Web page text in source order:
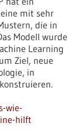
mit sehr
die in
Modell wurde
Learning
Ziel, neue
in
wie-
hilft